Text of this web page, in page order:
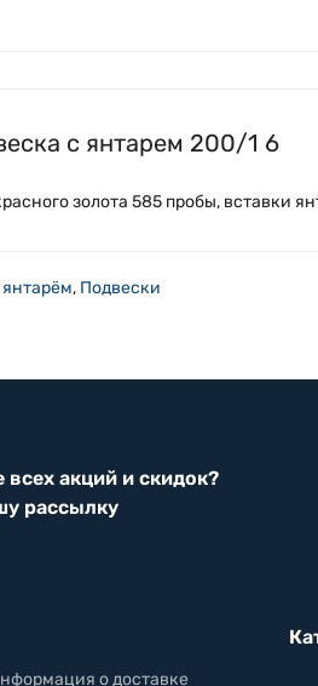
с янтарем 200/1 6
золота 585 пробы, вставки
, Подвески
акций и скидок?
рассылку
о доставке